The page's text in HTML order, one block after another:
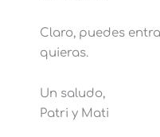
Claro, puedes
quieras.
Un saludo,
Patri y Mati